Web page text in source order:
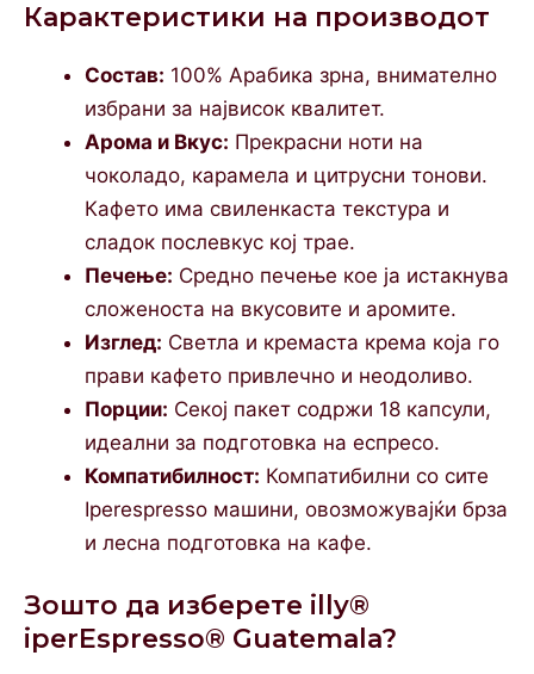
Карактеристики на производот
Состав: 100% Арабика зрна, внимателно
избрани за највисок квалитет.
Арома и Вкус: Прекрасни ноти на
чоколадо, карамела и цитрусни тонови.
Кафето има свиленкаста текстура и
сладок послевкус кој трае.
Печење: Средно печење кое ја истакнува
сложеноста на вкусовите и аромите.
Изглед: Светла и кремаста крема која го
прави кафето привлечно и неодоливо.
Порции: Секој пакет содржи 18 капсули,
идеални за подготовка на еспресо.
Компатибилност: Компатибилни со сите
Iperespresso машини, овозможувајќи брза
и лесна подготовка на кафе.
Зошто да изберете illy®
iperEspresso® Guatemala?